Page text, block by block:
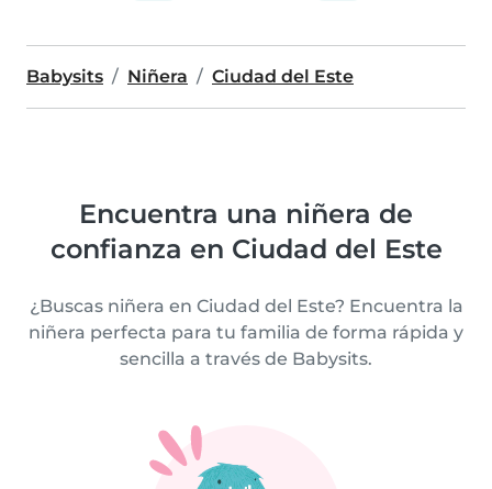
Babysits Niñera Ciudad del Este
Encuentra una niñera de
confianza en Ciudad del Este
¿Buscas niñera en Ciudad del Este? Encuentra la
niñera perfecta para tu familia de forma rápida y
sencilla a través de Babysits.